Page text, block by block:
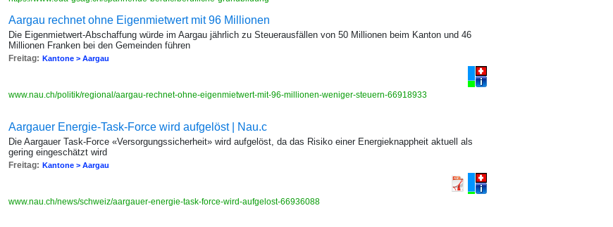
Aargau rechnet ohne Eigenmietwert mit 96 Millionen
Die Eigenmietwert-Abschaffung würde im Aargau jährlich zu Steuerausfällen von 50 Millionen beim Kanton und 46
Millionen Franken bei den Gemeinden führen
Freitag: Kantone > Aargau
www.nau.ch/politik/regional/aargau-rechnet-ohne-eigenmietwert-mit-96-millionen-weniger-steuern-66918933
Aargauer Energie-Task-Force wird aufgelöst | Nau.c
Die Aargauer Task-Force «Versorgungssicherheit» wird aufgelöst, da das Risiko einer Energieknappheit aktuell als
gering eingeschätzt wird
Freitag: Kantone > Aargau
www.nau.ch/news/schweiz/aargauer-energie-task-force-wird-aufgelost-66936088